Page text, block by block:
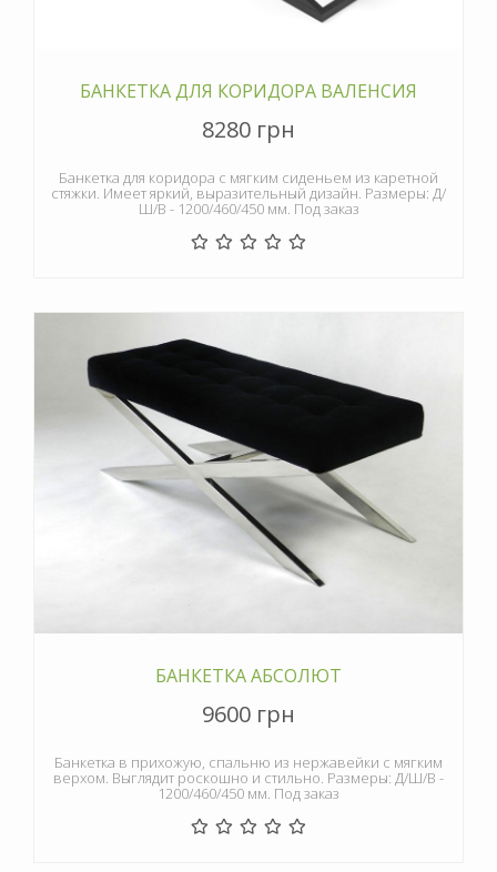
БАНКЕТКА ДЛЯ КОРИДОРА ВАЛЕНСИЯ
8280 грн
Банкетка для коридора с мягким сиденьем из каретной
стяжки. Имеет яркий, выразительный дизайн. Размеры: Д/
Ш/В - 1200/460/450 мм. Под заказ
БАНКЕТКА АБСОЛЮТ
9600 грн
Банкетка в прихожую, спальню из нержавейки с мягким
верхом. Выглядит роскошно и стильно. Размеры: Д/Ш/В -
1200/460/450 мм. Под заказ